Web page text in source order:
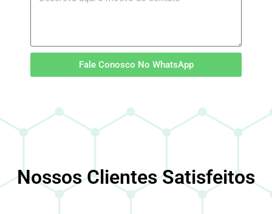
Fale Conosco No WhatsApp
Nossos Clientes Satisfeitos